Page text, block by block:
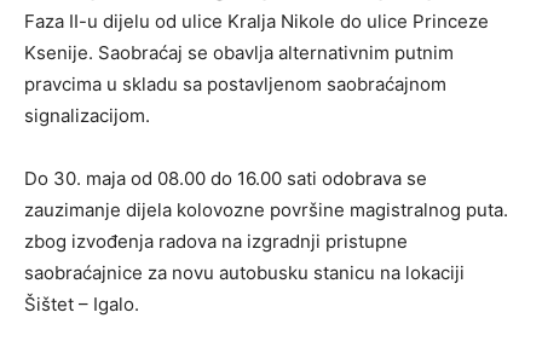
Faza II-u dijelu od ulice Kralja Nikole do ulice Princeze
Ksenije. Saobraćaj se obavlja alternativnim putnim
pravcima u skladu sa postavljenom saobraćajnom
signalizacijom.
Do 30. maja od 08.00 do 16.00 sati odobrava se
zauzimanje dijela kolovozne površine magistralnog puta.
zbog izvođenja radova na izgradnji pristupne
saobraćajnice za novu autobusku stanicu na lokaciji
Šištet – Igalo.